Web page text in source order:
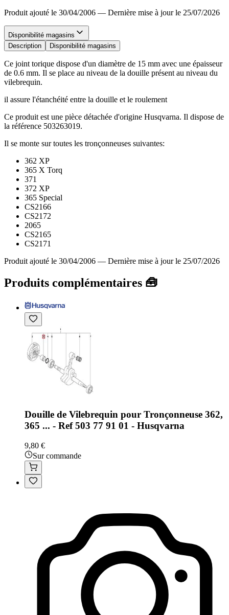
Produit ajouté le 30/04/2006 — Dernière mise à jour le 25/07/2026
Disponibilité magasins
Description
Disponibilité magasins
Ce joint torique dispose d'un diamètre de 15 mm avec une épaisseur
de 0.6 mm. Il se place au niveau de la douille présent au niveau du
vilebrequin.
il assure l'étanchéité entre la douille et le roulement
Ce produit est une pièce détachée d'origine Husqvarna. Il dispose de
la référence 503263019.
Il se monte sur toutes les tronçonneuses suivantes:
362 XP
365 X Torq
371
372 XP
365 Special
CS2166
CS2172
2065
CS2165
CS2171
Produit ajouté le 30/04/2006 — Dernière mise à jour le 25/07/2026
Produits complémentaires 🧰
Douille de Vilebrequin pour Tronçonneuse 362,
365 ... - Ref 503 77 91 01 - Husqvarna
9,80 €
Sur commande